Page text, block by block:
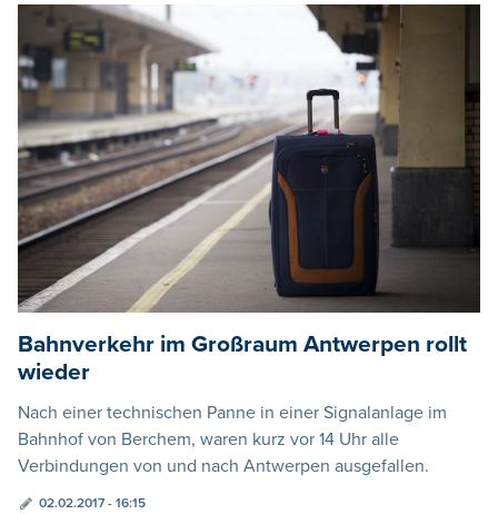
Bahnverkehr im Großraum Antwerpen rollt
wieder
Nach einer technischen Panne in einer Signalanlage im
Bahnhof von Berchem, waren kurz vor 14 Uhr alle
Verbindungen von und nach Antwerpen ausgefallen.
02.02.2017 - 16:15